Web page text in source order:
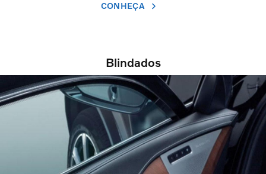
CONHEÇA
Blindados